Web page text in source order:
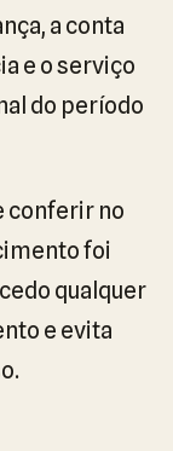
a conta
e o serviço
do período
conferir no
foi
qualquer
e evita